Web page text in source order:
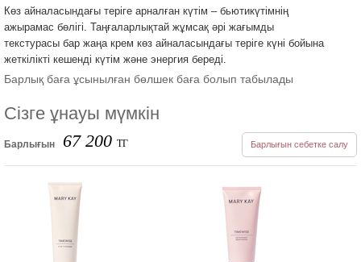
Көз айналасындағы теріге арналған күтім – бьютикүтімнің
ажырамас бөлігі. Таңғаларлықтай жұмсақ әрі жағымды
текстурасы бар жаңа крем көз айналасындағы теріге күні бойына
жеткілікті кешенді күтім және энергия береді.
Барлық баға ұсынылған бөлшек баға болып табылады
Сізге ұнауы мүмкін
Барлығын 67 200 ТГ Барлығын себетке салу